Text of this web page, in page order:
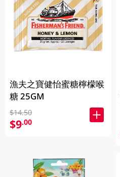
漁夫之寶健怡蜜糖檸檬喉
糖 25GM
$14.50
$9.00